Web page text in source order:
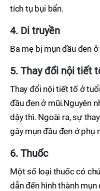
tích tụ bụi bẩn.
4. Di truyền
Ba mẹ bị mụn đầu đen
5. Thay đổi nội tiết
Thay đổi nội tiết tố ở
đầu đen ở mũi.Nguyên
dậy thì. Ngoài ra, sự
gây mụn đầu đen ở phụ
6. Thuốc
Một số loại thuốc có
dẫn đến hình thành mụn